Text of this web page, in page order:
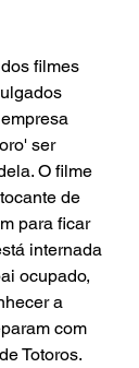
filmes
ser
O filme
de
para ficar
internada
ocupado,
a
com
Totoros.